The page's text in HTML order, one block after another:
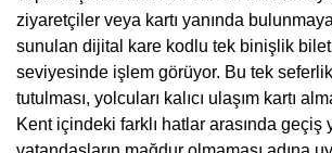
ziyaretçiler veya kartı yanında
sunulan dijital kare kodlu tek binişlik bilet
seviyesinde işlem görüyor. Bu tek
tutulması, yolcuları kalıcı ulaşım kartı
Kent içindeki farklı hatlar arasında geçiş